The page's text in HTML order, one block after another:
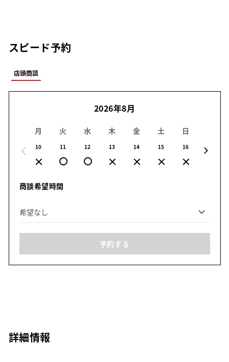
スピード予約
店頭商談
2026年8月
月
10
火
11
水
12
木
13
金
14
土
15
日
16
商談希望時間
予約する
詳細情報